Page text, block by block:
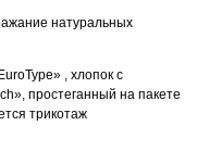
натуральных
, хлопок c
простеганный на пакете
трикотаж